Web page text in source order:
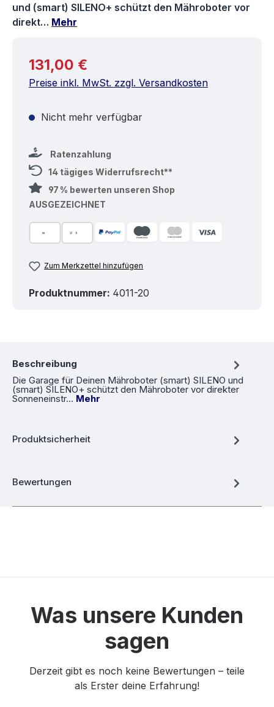
und (smart) SILENO+ schützt den Mähroboter vor
direkt… Mehr
Regulärer Preis:
131,00 €
Preise inkl. MwSt. zzgl. Versandkosten
Nicht mehr verfügbar
Ratenzahlung
14 tägiges Widerrufsrecht**
97 % bewerten unseren Shop
AUSGEZEICHNET
Zum Merkzettel hinzufügen
Produktnummer: 4011-20
Beschreibung
Die Garage für Deinen Mähroboter (smart) SILENO und
(smart) SILENO+ schützt den Mähroboter vor direkter
Sonneneinstr… Mehr
Produktsicherheit
Bewertungen
Was unsere Kunden
sagen
Derzeit gibt es noch keine Bewertungen – teile
als Erster deine Erfahrung!